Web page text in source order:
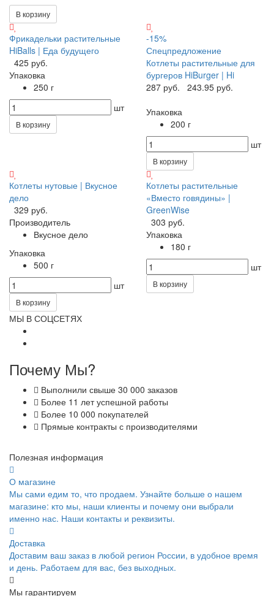
В корзину
Фрикадельки растительные
HiBalls | Еда будущего
425 руб.
Упаковка
250 г
шт
В корзину
-15%
Спецпредложение
Котлеты растительные для
бургеров HiBurger | Hi
287 руб.
243.95 руб.
Упаковка
200 г
шт
В корзину
Котлеты нутовые | Вкусное
дело
329 руб.
Производитель
Вкусное дело
Упаковка
500 г
шт
В корзину
Котлеты растительные
«Вместо говядины» |
GreenWise
303 руб.
Упаковка
180 г
шт
В корзину
МЫ В СОЦСЕТЯХ
Почему Мы?
Выполнили свыше 30 000 заказов
Более 11 лет успешной работы
Более 10 000 покупателей
Прямые контракты с производителями
Полезная информация
О магазине
Мы сами едим то, что продаем. Узнайте больше о нашем
магазине: кто мы, наши клиенты и почему они выбрали
именно нас. Наши контакты и реквизиты.
Доставка
Доставим ваш заказ в любой регион России, в удобное время
и день. Работаем для вас, без выходных.
Мы гарантируем